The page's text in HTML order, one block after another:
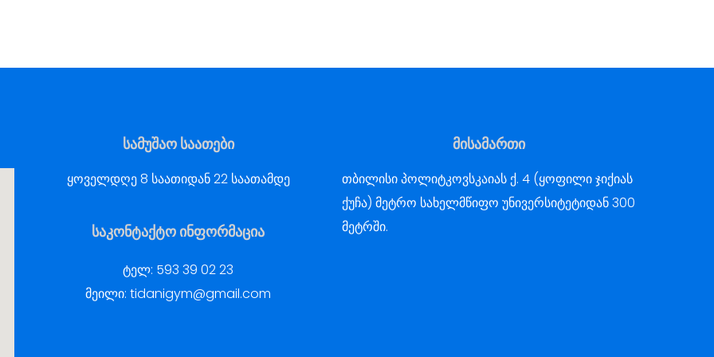
სამუშაო საათები
ყოველდღე 8 საათიდან 22 საათამდე
საკონტაქტო ინფორმაცია
ტელ: 593 39 02 23
მეილი:tidanigym@gmail.com
მისამართი
თბილისი პოლიტკოვსკაიას ქ. 4 (ყოფილი ჯიქიას
ქუჩა) მეტრო სახელმწიფო უნივერსიტეტიდან 300
მეტრში.